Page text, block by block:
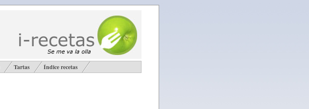
Tartas Índice recetas